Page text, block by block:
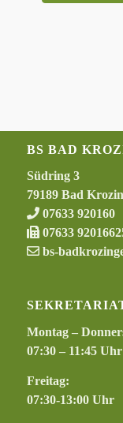
BS BAD
Südring 3
79189 Bad
07633 920160
07633
bs-
Montag –
07:30 – 11:45
Freitag:
07:30-13:00 Uhr